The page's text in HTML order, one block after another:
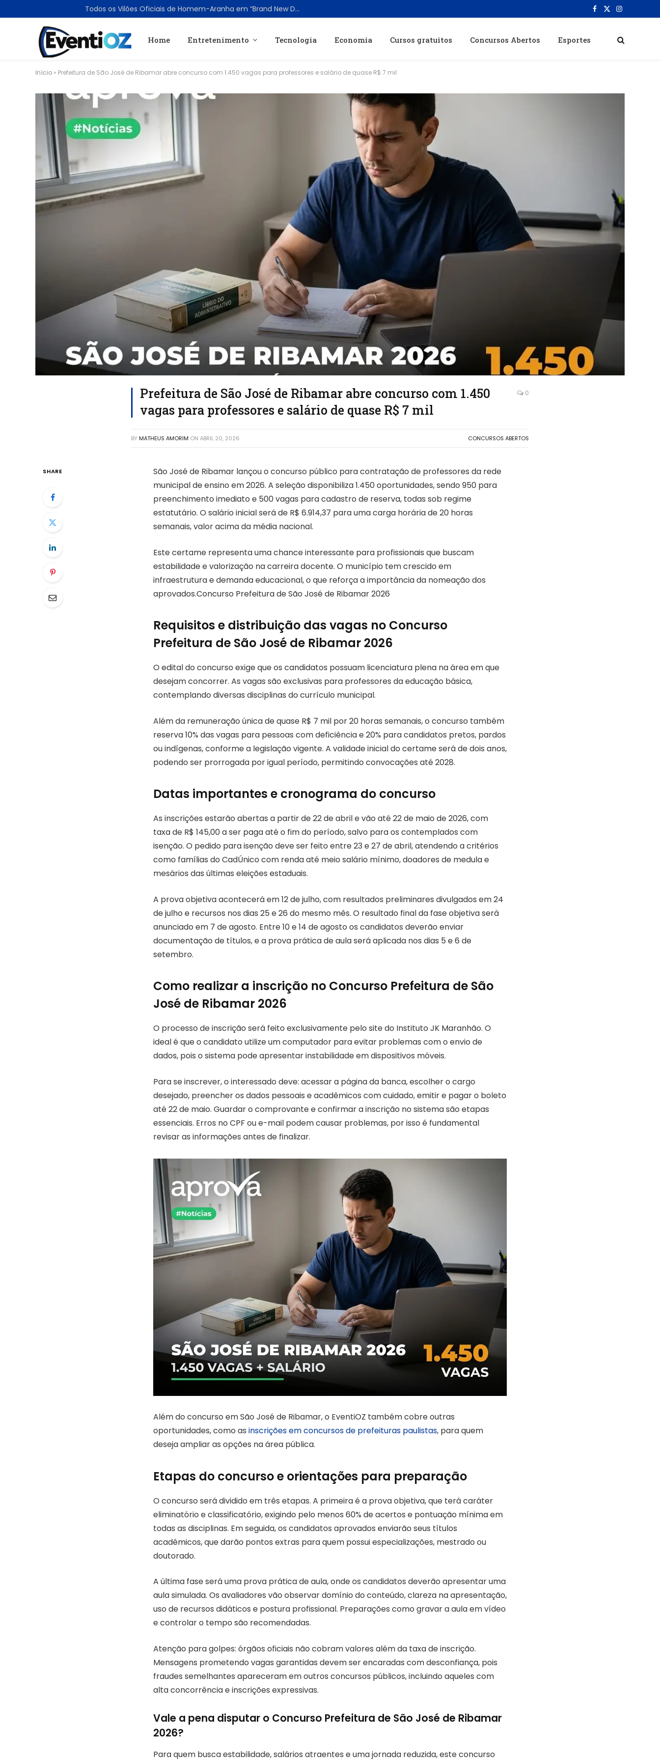
Todos os Vilões Oficiais de Homem-Aranha em “Brand New Day” Revelados Facebook
X
Instagram
Home Entretenimento Tecnologia Economia Cursos gratuitos Concursos Abertos Esportes
Início » Prefeitura de São José de Ribamar abre concurso com 1.450 vagas para professores e salário de quase R$ 7 mil
Prefeitura de São José de Ribamar abre concurso com 1.450
vagas para professores e salário de quase R$ 7 mil
0
BY MATHEUS AMORIM ON ABRIL 20, 2026 CONCURSOS ABERTOS
SHARE
São José de Ribamar lançou o concurso público para contratação de professores da rede
municipal de ensino em 2026. A seleção disponibiliza 1.450 oportunidades, sendo 950 para
preenchimento imediato e 500 vagas para cadastro de reserva, todas sob regime
estatutário. O salário inicial será de R$ 6.914,37 para uma carga horária de 20 horas
semanais, valor acima da média nacional.
Este certame representa uma chance interessante para profissionais que buscam
estabilidade e valorização na carreira docente. O município tem crescido em
infraestrutura e demanda educacional, o que reforça a importância da nomeação dos
aprovados.Concurso Prefeitura de São José de Ribamar 2026
Requisitos e distribuição das vagas no Concurso
Prefeitura de São José de Ribamar 2026
O edital do concurso exige que os candidatos possuam licenciatura plena na área em que
desejam concorrer. As vagas são exclusivas para professores da educação básica,
contemplando diversas disciplinas do currículo municipal.
Além da remuneração única de quase R$ 7 mil por 20 horas semanais, o concurso também
reserva 10% das vagas para pessoas com deficiência e 20% para candidatos pretos, pardos
ou indígenas, conforme a legislação vigente. A validade inicial do certame será de dois anos,
podendo ser prorrogada por igual período, permitindo convocações até 2028.
Datas importantes e cronograma do concurso
As inscrições estarão abertas a partir de 22 de abril e vão até 22 de maio de 2026, com
taxa de R$ 145,00 a ser paga até o fim do período, salvo para os contemplados com
isenção. O pedido para isenção deve ser feito entre 23 e 27 de abril, atendendo a critérios
como famílias do CadÚnico com renda até meio salário mínimo, doadores de medula e
mesários das últimas eleições estaduais.
A prova objetiva acontecerá em 12 de julho, com resultados preliminares divulgados em 24
de julho e recursos nos dias 25 e 26 do mesmo mês. O resultado final da fase objetiva será
anunciado em 7 de agosto. Entre 10 e 14 de agosto os candidatos deverão enviar
documentação de títulos, e a prova prática de aula será aplicada nos dias 5 e 6 de
setembro.
Como realizar a inscrição no Concurso Prefeitura de São
José de Ribamar 2026
O processo de inscrição será feito exclusivamente pelo site do Instituto JK Maranhão. O
ideal é que o candidato utilize um computador para evitar problemas com o envio de
dados, pois o sistema pode apresentar instabilidade em dispositivos móveis.
Para se inscrever, o interessado deve: acessar a página da banca, escolher o cargo
desejado, preencher os dados pessoais e acadêmicos com cuidado, emitir e pagar o boleto
até 22 de maio. Guardar o comprovante e confirmar a inscrição no sistema são etapas
essenciais. Erros no CPF ou e-mail podem causar problemas, por isso é fundamental
revisar as informações antes de finalizar.
Além do concurso em São José de Ribamar, o EventiOZ também cobre outras
oportunidades, como as inscrições em concursos de prefeituras paulistas, para quem
deseja ampliar as opções na área pública.
Etapas do concurso e orientações para preparação
O concurso será dividido em três etapas. A primeira é a prova objetiva, que terá caráter
eliminatório e classificatório, exigindo pelo menos 60% de acertos e pontuação mínima em
todas as disciplinas. Em seguida, os candidatos aprovados enviarão seus títulos
acadêmicos, que darão pontos extras para quem possui especializações, mestrado ou
doutorado.
A última fase será uma prova prática de aula, onde os candidatos deverão apresentar uma
aula simulada. Os avaliadores vão observar domínio do conteúdo, clareza na apresentação,
uso de recursos didáticos e postura profissional. Preparações como gravar a aula em vídeo
e controlar o tempo são recomendadas.
Atenção para golpes: órgãos oficiais não cobram valores além da taxa de inscrição.
Mensagens prometendo vagas garantidas devem ser encaradas com desconfiança, pois
fraudes semelhantes apareceram em outros concursos públicos, incluindo aqueles com
alta concorrência e inscrições expressivas.
Vale a pena disputar o Concurso Prefeitura de São José de Ribamar
2026?
Para quem busca estabilidade, salários atraentes e uma jornada reduzida, este concurso